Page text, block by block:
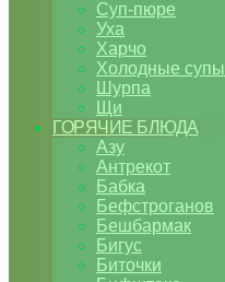
Суп-пюре
Уха
Харчо
Холодные супы
Шурпа
Щи
ГОРЯЧИЕ БЛЮДА
Азу
Антрекот
Бабка
Бефстроганов
Бешбармак
Бигус
Биточки